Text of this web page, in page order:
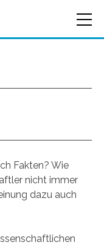
Fakten? Wie
nicht immer
dazu auch